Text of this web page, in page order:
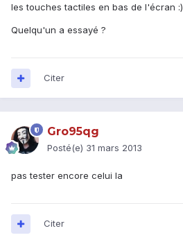
les touches tactiles en bas de l'écran :)
Quelqu'un a essayé ?
Citer
Gro95qg
Posté(e) 31 mars 2013
pas tester encore celui la
Citer